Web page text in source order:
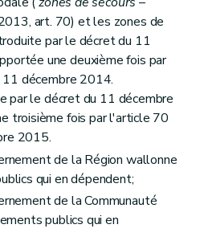
transitoires
finales
art. 70) et les zones de
par le décret du 11
une deuxième fois par
décembre 2014.
par le décret du 11 décembre
troisième fois par l'article 70
2015.
de la Région wallonne
qui en dépendent;
de la Communauté
publics qui en